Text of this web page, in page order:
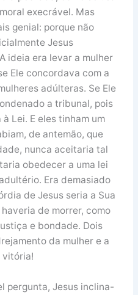
execrável. Mas
genial: porque não
Jesus
ideia era levar a mulher
Ele concordava com a
adúlteras. Se Ele
a tribunal, pois
Lei. E eles tinham um
de antemão, que
nunca aceitaria tal
obedecer a uma lei
Era demasiado
de Jesus seria a Sua
de morrer, como
e bondade. Dois
da mulher e a
vitória!
pergunta, Jesus inclina-